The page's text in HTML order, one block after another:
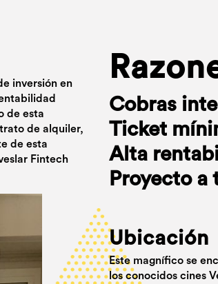
inversión en
de esta
de alquiler,
de esta
Fintech
Cobras
Ticket
Alta
Proyecto a
Ubicación
Este magnífico se
los conocidos cines